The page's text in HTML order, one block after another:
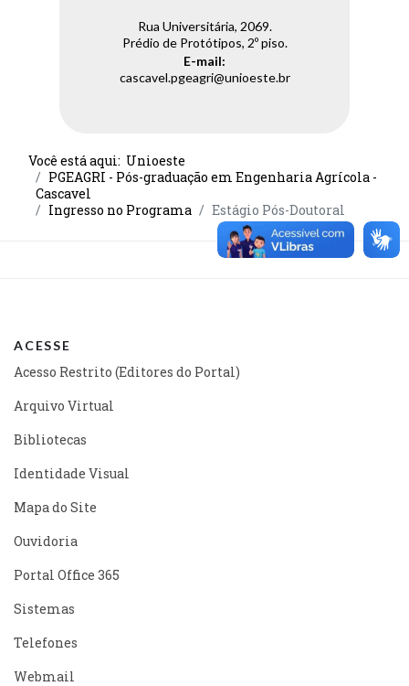
Rua Universitária, 2069.
Prédio de Protótipos, 2º piso.
E-mail:
cascavel.pgeagri@unioeste.br
Você está aqui: Unioeste
PGEAGRI - Pós-graduação em Engenharia Agrícola -
Cascavel
Ingresso no Programa
Estágio Pós-Doutoral
ACESSE
Acesso Restrito (Editores do Portal)
Arquivo Virtual
Bibliotecas
Identidade Visual
Mapa do Site
Ouvidoria
Portal Office 365
Sistemas
Telefones
Webmail